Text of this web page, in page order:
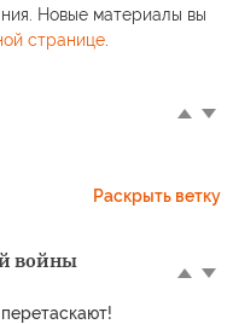
Новые материалы вы
странице.
Раскрыть ветку
войны